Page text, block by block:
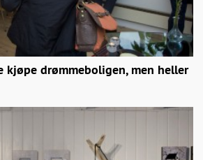
kjøpe drømmeboligen, men heller